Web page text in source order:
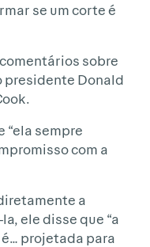
se um corte é
sobre
presidente Donald
“ela sempre
com a
a
ele disse que “a
projetada para